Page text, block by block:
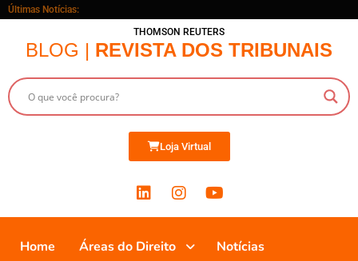
Últimas Notícias:
THOMSON REUTERS
BLOG | REVISTA DOS TRIBUNAIS
Loja Virtual
Home Áreas do Direito Notícias